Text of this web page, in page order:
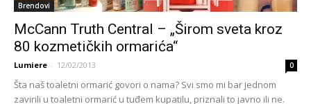
Brendovi
McCann Truth Central – „Širom sveta kroz
80 kozmetičkih ormarića“
Lumiere - 12/02/2013 0
Šta naš toaletni ormarić govori o nama? Svi smo mi bar jednom
zavirili u toaletni ormarić u tuđem kupatilu, priznali to javno ili ne.